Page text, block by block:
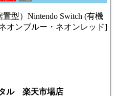
型）Nintendo Switch (有機
オンブルー・ネオンレッド]
ル 楽天市場店